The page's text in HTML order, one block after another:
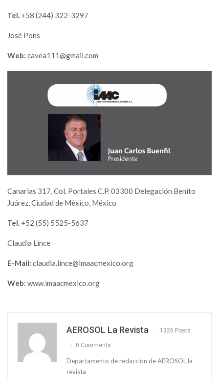
Tel. +58 (244) 322-3297
José Pons
Web: cavea111@gmail.com
Canarias 317, Col. Portales C.P. 03300 Delegación Benito
Juárez, Ciudad de México, México
Tel. +52 (55) 5525-5637
Claudia Lince
E-Mail: claudia.lince@imaacmexico.org
Web: www.imaacmexico.org
AEROSOL La Revista 1326 Posts
0 Comments
Departamento de redacción de AEROSOL la
revista